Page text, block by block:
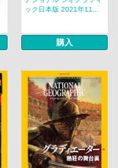
ック日本版 2021年11...
購入